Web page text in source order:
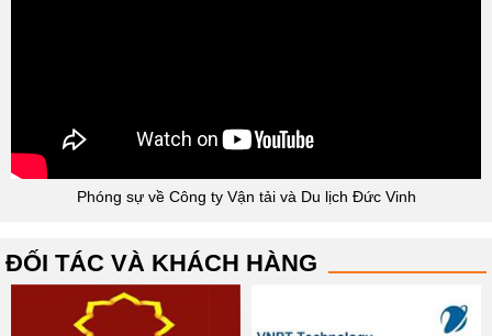
Phóng sự về Công ty Vận tải và Du lịch Đức Vinh
ĐỐI TÁC VÀ KHÁCH HÀNG